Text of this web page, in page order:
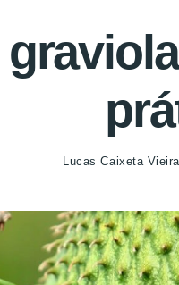
Lucas Caixeta Vieira